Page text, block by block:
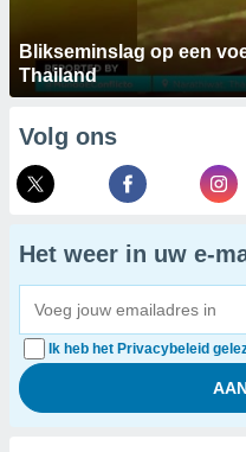
Blikseminslag op een
Thailand
Volg ons
Het weer in uw e-
Ik heb het Privacybeleid